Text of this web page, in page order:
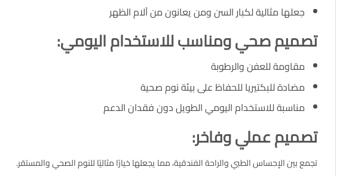
جعلها مثالية لكبار السن ومن يعانون من آلام الظهر
تصميم صحي ومناسب للاستخدام اليومي:
مقاومة للعفن والرطوبة
مضادة للبكتيريا للحفاظ على بيئة نوم صحية
مناسبة للاستخدام اليومي الطويل دون فقدان الدعم
تصميم عملي وفاخر:
تجمع بين الإحساس الطبي والراحة الفندقية، مما يجعلها خيارًا مثاليًا للنوم الصحي والمستقر.